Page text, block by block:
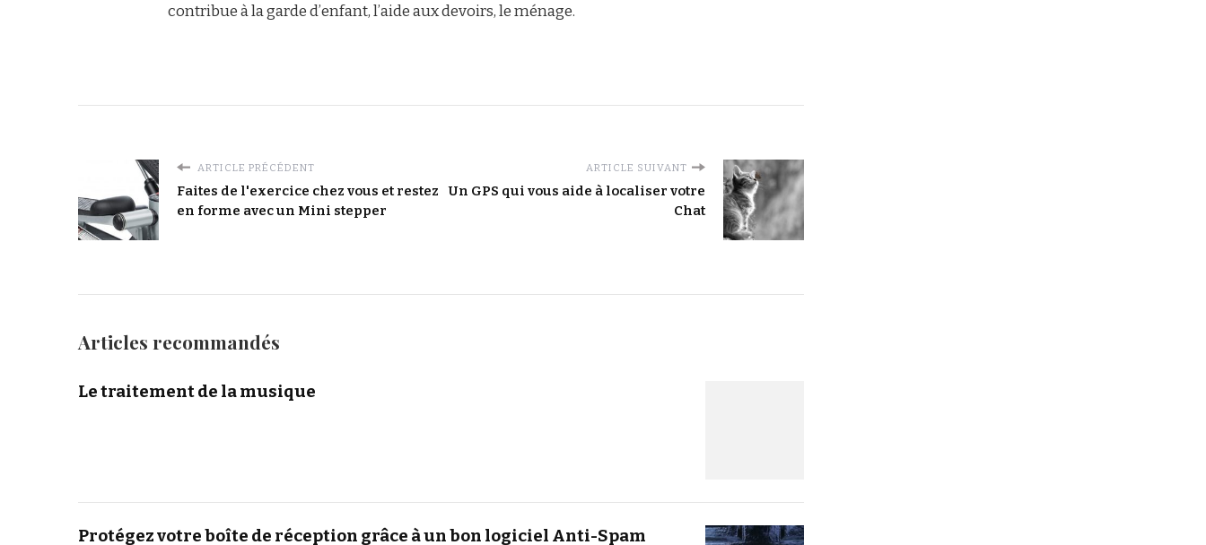
contribue à la garde d’enfant, l’aide aux devoirs, le ménage.
ARTICLE PRÉCÉDENT
Faites de l'exercice chez vous et restez
en forme avec un Mini stepper
ARTICLE SUIVANT
Un GPS qui vous aide à localiser votre
Chat
Articles recommandés
Le traitement de la musique
Protégez votre boîte de réception grâce à un bon logiciel Anti-Spam